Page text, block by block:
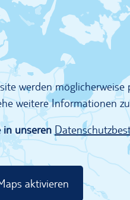
werden
weitere Informationen
in unseren
aktivieren